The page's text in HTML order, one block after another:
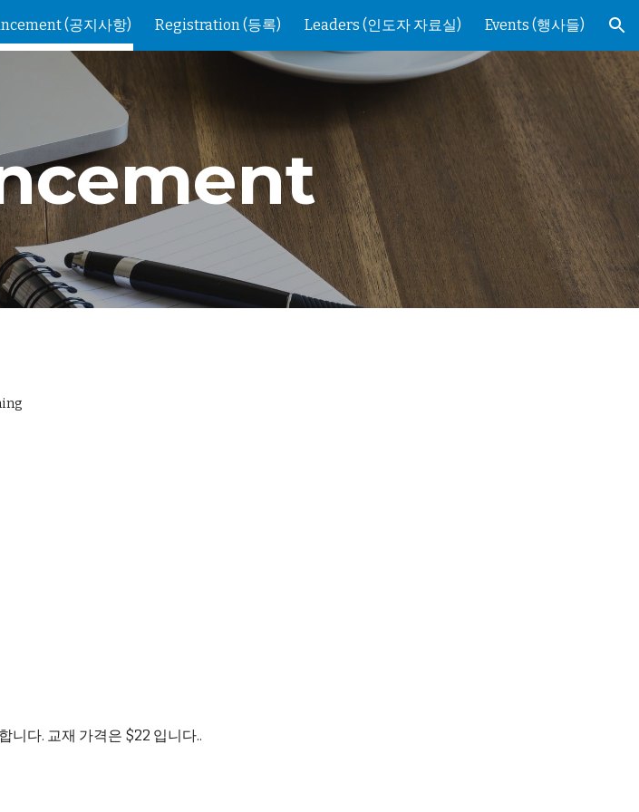
Skip to navigation
(공지사항) Registration (등록) Leaders (인도자 자료실) Events (행사들)
니다. 교재 가격은 $22 입니다..